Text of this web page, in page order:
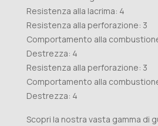
Resistenza alla lacrima: 4
Resistenza alla perforazione: 3
Comportamento alla
Destrezza: 4
Resistenza alla perforazione: 3
Comportamento alla
Destrezza: 4
Scopri la nostra vasta gamma di